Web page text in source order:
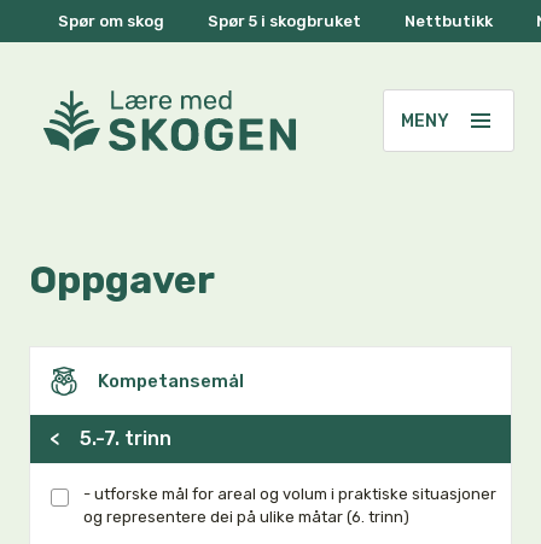
Spør om skog Spør 5 i skogbruket Nettbutikk
Oppgaver
Kompetansemål
< 5.-7. trinn
- utforske mål for areal og volum i praktiske situasjoner
og representere dei på ulike måtar (6. trinn)